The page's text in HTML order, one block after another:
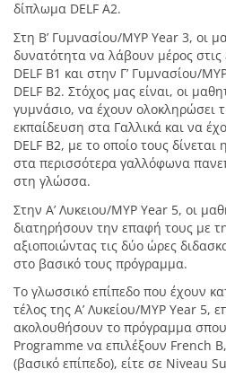
δίπλωμα DELF Α2.
Στη Β’ Γυμνασίου/ΜΥΡ Year 3, οι
δυνατότητα να λάβουν μέρος στις
DELF Β1 και στην Γ’ Γυμνασίου/
DELF B2. Στόχος μας είναι, οι
γυμνάσιο, να έχουν ολοκληρώσει
εκπαίδευση στα Γαλλικά και να
DELF B2, με το οποίο τους
στα περισσότερα γαλλόφωνα
στη γλώσσα.
Στην Α’ Λυκειου/MYP Year 5, οι
διατηρήσουν την επαφή τους με
αξιοποιώντας τις δύο ώρες
στο βασικό τους πρόγραμμα.
Το γλωσσικό επίπεδο που έχουν
τέλος της Α’ Λυκείου/MYP Year 5,
ακολουθήσουν το πρόγραμμα
Programme να επιλέξουν French
(βασικό επίπεδο), είτε σε Niveau